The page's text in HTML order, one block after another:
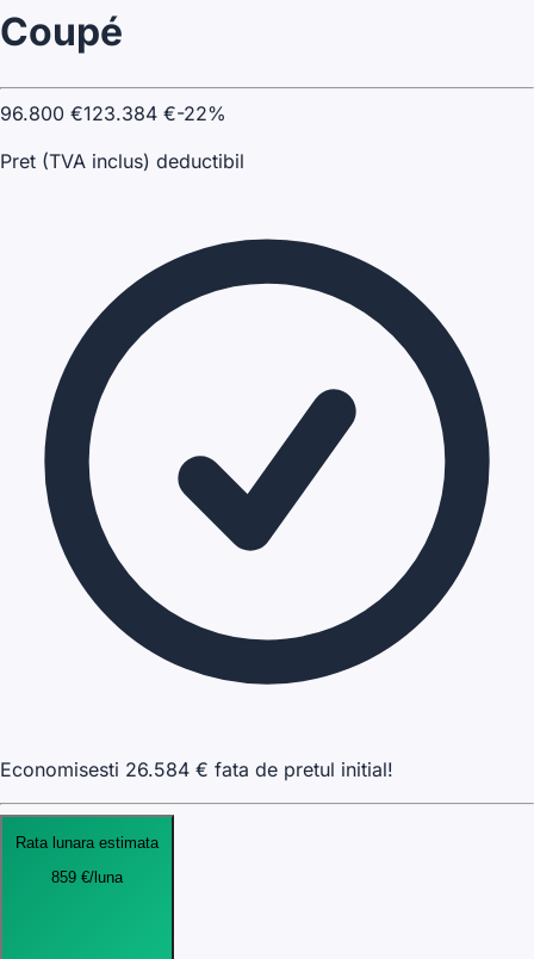
Coupé
96.800 €123.384 €-22%
Pret (TVA inclus) deductibil
Economisesti 26.584 € fata de pretul initial!
Rata lunara estimata
859 €/luna